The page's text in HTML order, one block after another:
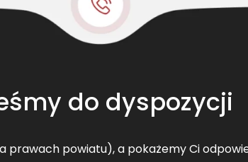
w
p
r
f
do dyspozycji
prawach powiatu), a pokażemy Ci